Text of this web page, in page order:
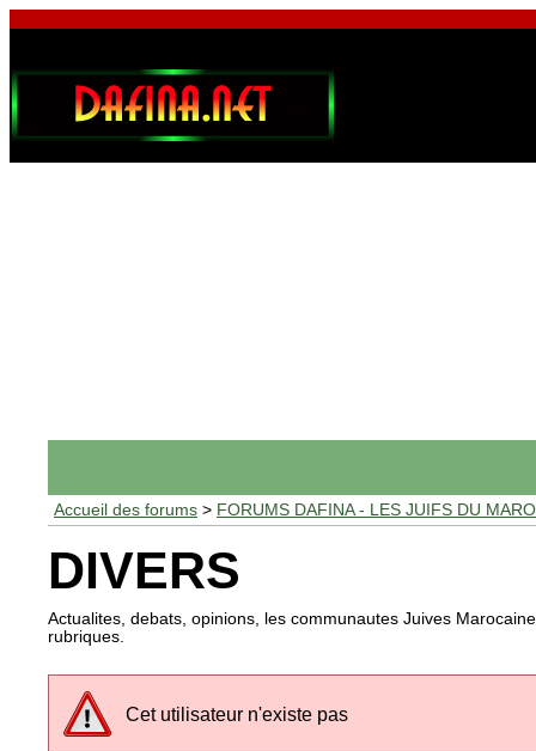
Accueil des forums > FORUMS DAFINA - LES JUIFS DU
DIVERS
Actualites, debats, opinions, les communautes Juives
rubriques.
Cet utilisateur n'existe pas